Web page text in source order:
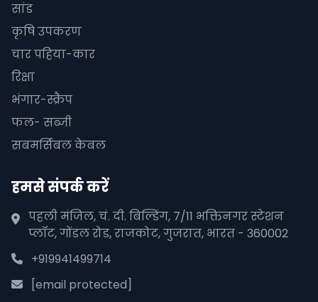
सांड
कृषि उपकरण
चार पहिया-कार
रिक्षा
भंगार-स्क्रैप
फल- सब्जी
सबमर्सिबल केबल
हमसे संपर्क करें
पहली मंजिल, चं. दी. बिल्डिंग, 7/11 भक्तिनगर स्टेशन
प्लॉट, गोंडल रोड, राजकोट, गुजरात, भारत - 360002
+919941499714
[email protected]